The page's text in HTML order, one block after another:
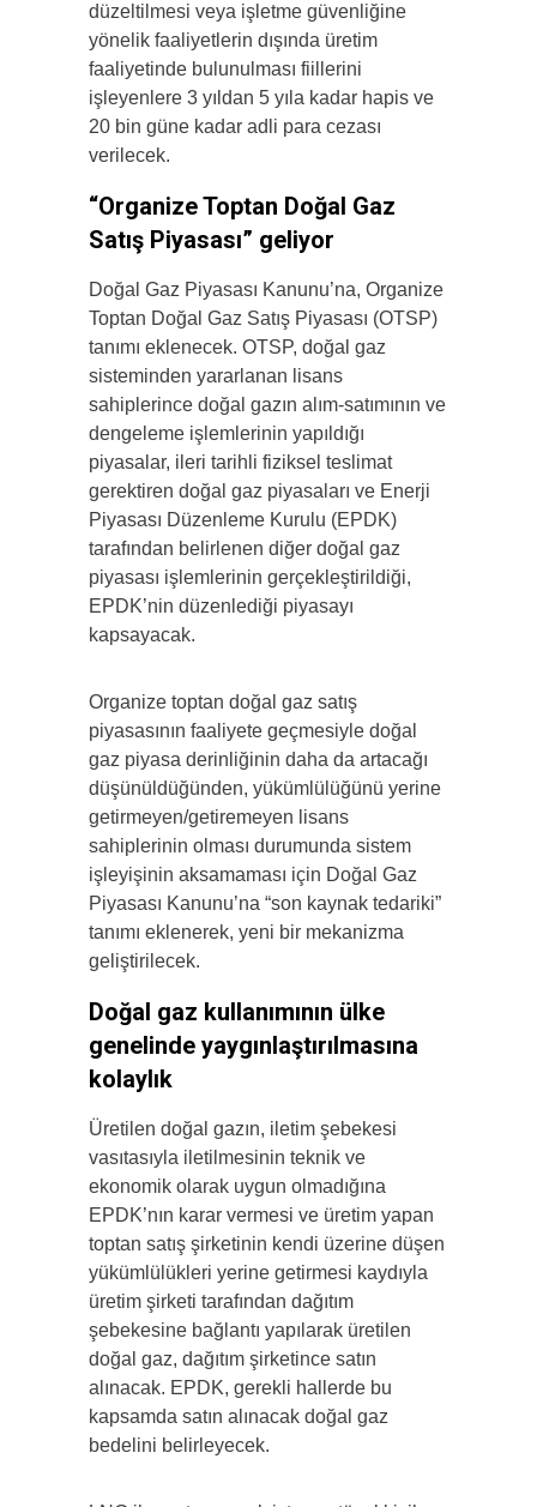
düzeltilmesi veya işletme güvenliğine
yönelik faaliyetlerin dışında üretim
faaliyetinde bulunulması fiillerini
işleyenlere 3 yıldan 5 yıla kadar hapis ve
20 bin güne kadar adli para cezası
verilecek.
“Organize Toptan Doğal Gaz
Satış Piyasası” geliyor
Doğal Gaz Piyasası Kanunu’na, Organize
Toptan Doğal Gaz Satış Piyasası (OTSP)
tanımı eklenecek. OTSP, doğal gaz
sisteminden yararlanan lisans
sahiplerince doğal gazın alım-satımının ve
dengeleme işlemlerinin yapıldığı
piyasalar, ileri tarihli fiziksel teslimat
gerektiren doğal gaz piyasaları ve Enerji
Piyasası Düzenleme Kurulu (EPDK)
tarafından belirlenen diğer doğal gaz
piyasası işlemlerinin gerçekleştirildiği,
EPDK’nin düzenlediği piyasayı
kapsayacak.
Organize toptan doğal gaz satış
piyasasının faaliyete geçmesiyle doğal
gaz piyasa derinliğinin daha da artacağı
düşünüldüğünden, yükümlülüğünü yerine
getirmeyen/getiremeyen lisans
sahiplerinin olması durumunda sistem
işleyişinin aksamaması için Doğal Gaz
Piyasası Kanunu’na “son kaynak tedariki”
tanımı eklenerek, yeni bir mekanizma
geliştirilecek.
Doğal gaz kullanımının ülke
genelinde yaygınlaştırılmasına
kolaylık
Üretilen doğal gazın, iletim şebekesi
vasıtasıyla iletilmesinin teknik ve
ekonomik olarak uygun olmadığına
EPDK’nın karar vermesi ve üretim yapan
toptan satış şirketinin kendi üzerine düşen
yükümlülükleri yerine getirmesi kaydıyla
üretim şirketi tarafından dağıtım
şebekesine bağlantı yapılarak üretilen
doğal gaz, dağıtım şirketince satın
alınacak. EPDK, gerekli hallerde bu
kapsamda satın alınacak doğal gaz
bedelini belirleyecek.